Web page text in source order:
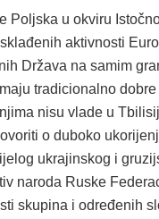
Poljska u okviru
aktivnosti
Država na samim
tradicionalno
nisu vlade u
o duboko
ukrajinskog i
naroda Ruske
skupina i određenih